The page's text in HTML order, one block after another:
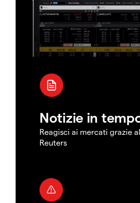
Notizie in
Reagisci ai mercati grazie
Reuters